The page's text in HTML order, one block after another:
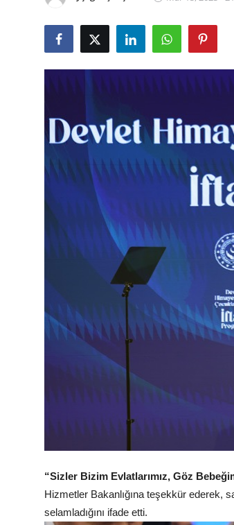
“Sizler Bizim Evlatlarımız, Göz
Hizmetler Bakanlığına teşekkür ederek,
selamladığını ifade etti.